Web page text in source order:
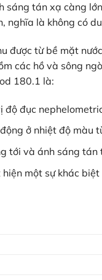
Máy,
Máy
Hóa
sáng tán xạ càng
nghĩa là không có
được từ bề mặt
các hồ và sông
180.1 là:
đục
ở nhiệt độ màu
tới và ánh sáng
một sự khác